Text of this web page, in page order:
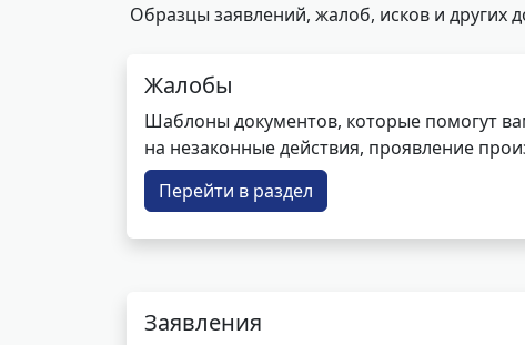
Образцы заявлений, жалоб, исков и других
Жалобы
Шаблоны документов, которые помогут
на незаконные действия, проявление
Перейти в раздел
Заявления